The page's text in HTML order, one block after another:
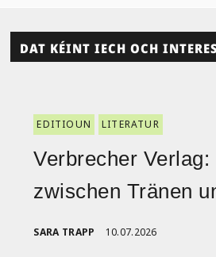
DAT KÉINT IECH OCH
EDITIOUN LITERATUR
Verbrecher Verlag:
zwischen Tränen
SARA TRAPP 10.07.2026